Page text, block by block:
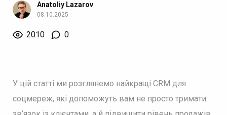
Anatoliy Lazarov
08.10.2025
2010 0
У цій статті ми розглянемо найкращі CRM для
соцмереж, які допоможуть вам не просто тримати